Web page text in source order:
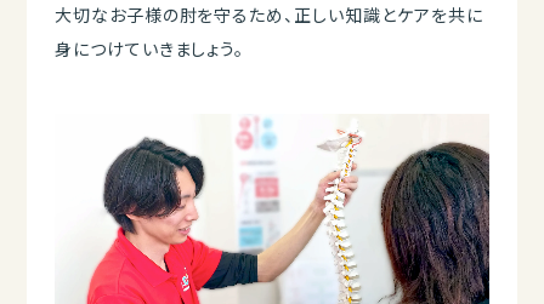
大切なお子様の肘を守るため、正しい知識とケアを共に
身につけていきましょう。